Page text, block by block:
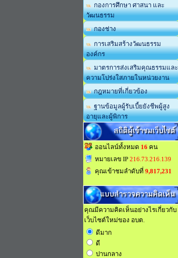
กองการศึกษา ศาสนา และ
วัฒนธรรม
กองช่าง
การเสริมสร้างวัฒนธรรม
องค์กร
มาตรการส่งเสริมคุณธรรมและ
ความโปร่งใสภายในหน่วยงาน
กฎหมายที่เกี่ยวข้อง
ฐานข้อมูลผู้รับเบี้ยยังชีพผู้สูง
อายุและผู้พิการ
สถิติผู้เข้าชมเว็บไซต์
ออนไลน์ทั้งหมด 16 คน
หมายเลข IP 216.73.216.139
คุณเข้าชมลำดับที่ 9,817,231
แบบสำรวจความคิดเห็น
คุณมีความคิดเห็นอย่างไรเกี่ยวกับ
เว็บไซต์ใหม่ของ อบต.
ดีมาก
ดี
ปานกลาง